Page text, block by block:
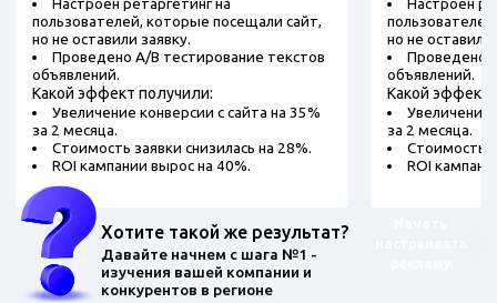
пользователей, которые посещали сайт,
но не оставили заявку.
Проведено A/B тестирование текстов
объявлений.
Какой эффект получили:
Увеличение конверсии с сайта на 35%
за 2 месяца.
Стоимость заявки снизилась на 28%.
ROI кампании вырос на 40%.
но не оставили
Проведено
объявлений.
Какой эффект
Увеличение
за 2 месяца.
Стоимость
ROI
Хотите такой же результат?
Давайте начнем с шага №1 -
изучения вашей компании и
конкурентов в регионе